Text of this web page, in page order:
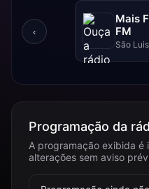
‹
Mais
FM
São
Programação da
A programação exibida
alterações sem aviso